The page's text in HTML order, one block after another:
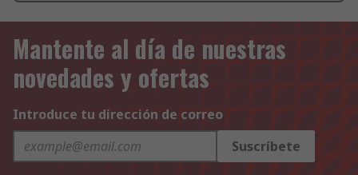
Mantente al día de nuestras
novedades y ofertas
Introduce tu dirección de correo
Suscríbete